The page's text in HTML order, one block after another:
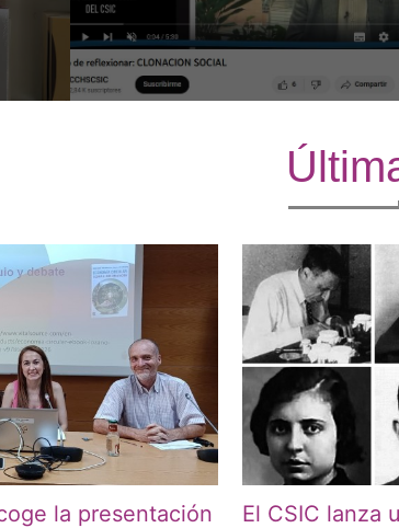
la presentación
El CSIC lanza